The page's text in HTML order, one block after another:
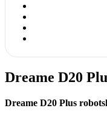
Dreame D20
Dreame D20 Plus